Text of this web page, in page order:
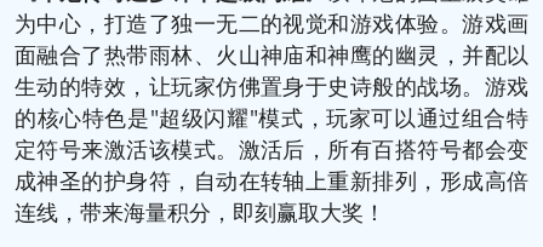
为中心，打造了独一无二的视觉和游戏体验。游戏画
面融合了热带雨林、火山神庙和神鹰的幽灵，并配以
生动的特效，让玩家仿佛置身于史诗般的战场。游戏
的核心特色是"超级闪耀"模式，玩家可以通过组合特
定符号来激活该模式。激活后，所有百搭符号都会变
成神圣的护身符，自动在转轴上重新排列，形成高倍
连线，带来海量积分，即刻赢取大奖！